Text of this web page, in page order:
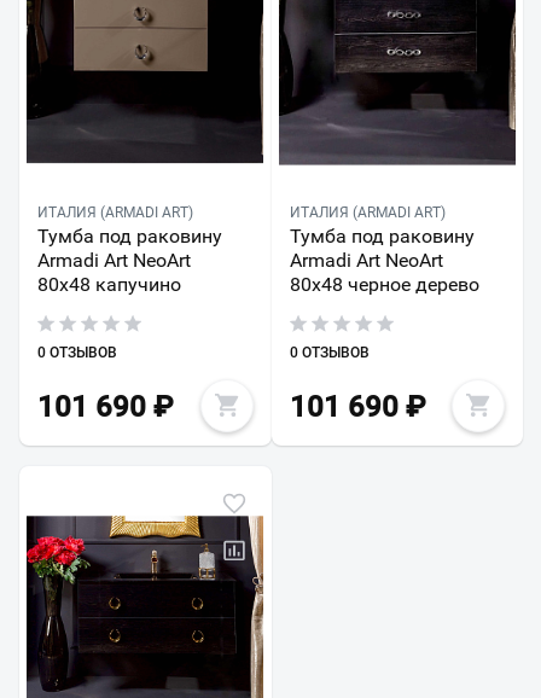
ИТАЛИЯ (ARMADI ART)
Тумба под раковину
Armadi Art NeoArt
80х48 капучино
0 ОТЗЫВОВ
101 690 ₽
ИТАЛИЯ (ARMADI ART)
Тумба под раковину
Armadi Art NeoArt
80х48 черное дерево
0 ОТЗЫВОВ
101 690₽